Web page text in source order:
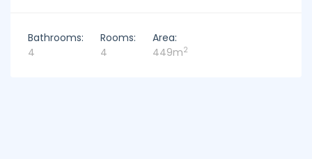
Bathrooms:
4
Rooms:
4
Area:
449m2